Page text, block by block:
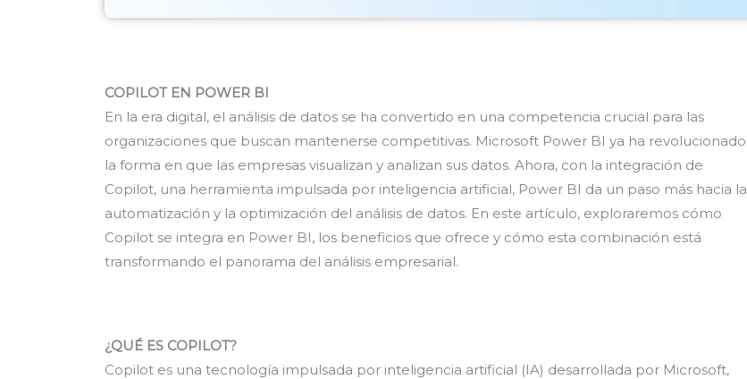
COPILOT EN POWER BI
En la era digital, el análisis de datos se ha convertido en una competencia crucial para las
organizaciones que buscan mantenerse competitivas. Microsoft Power BI ya ha revolucionado
la forma en que las empresas visualizan y analizan sus datos. Ahora, con la integración de
Copilot, una herramienta impulsada por inteligencia artificial, Power BI da un paso más hacia la
automatización y la optimización del análisis de datos. En este artículo, exploraremos cómo
Copilot se integra en Power BI, los beneficios que ofrece y cómo esta combinación está
transformando el panorama del análisis empresarial.
¿QUÉ ES COPILOT?
Copilot es una tecnología impulsada por inteligencia artificial (IA) desarrollada por Microsoft,